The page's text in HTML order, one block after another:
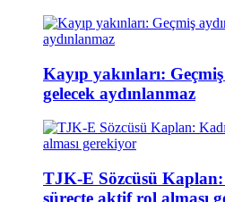
Kayıp yakınları:
gelecek aydınlanmaz
TJK-E Sözcüsü
süreçte aktif rol alması